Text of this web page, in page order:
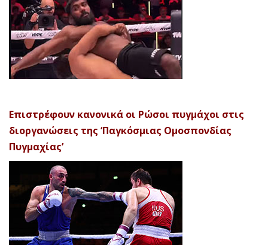
Επιστρέφουν κανονικά οι Ρώσοι πυγμάχοι στις
διοργανώσεις της ‘Παγκόσμιας Ομοσπονδίας
Πυγμαχίας’